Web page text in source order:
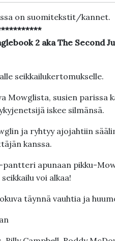
on suomitekstit/kannet.
2 aka The Second
seikkailukertomukselle.
Mowglista, susien parissa
iskee silmänsä.
ja ryhtyy ajojahtiin
kanssa.
apunaan pikku-
voi alkaa!
täynnä vauhtia ja